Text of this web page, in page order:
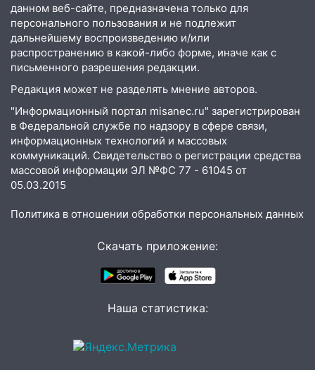
данном веб-сайте, предназначена только для
персонального пользования и не подлежит
дальнейшему воспроизведению и/или
распространению в какой-либо форме, иначе как с
письменного разрешения редакции.
Редакция может не разделять мнение авторов.
"Информационный портал misanec.ru" зарегистрирован
в Федеральной службе по надзору в сфере связи,
информационных технологий и массовых
коммуникаций. Свидетельство о регистрации средства
массовой информации ЭЛ №ФС 77 - 61045 от
05.03.2015
Политика в отношении обработки персональных данных
Скачать приложение:
Наша статистика: